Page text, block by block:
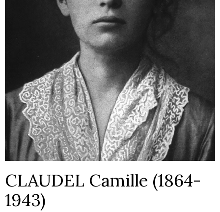
CLAUDEL Camille (1864-
1943)